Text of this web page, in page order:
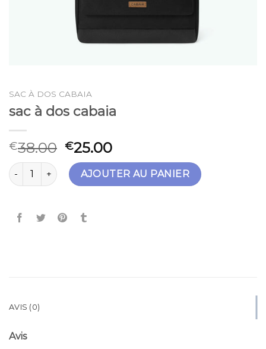
SAC À DOS CABAIA
sac à dos cabaia
€38.00 €25.00
quantité de sac à dos cabaiaAJOUTER AU PANIER
AVIS (0)
Avis